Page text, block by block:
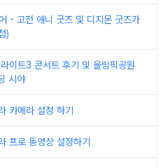
- 고전 애니 굿즈 및 디지몬 굿즈가
)
이트3 콘서트 후기 및 올림픽공원
시야
카메라 설정 하기
프로 동영상 설정하기